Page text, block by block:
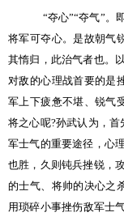
“夺心”“夺气”。
将军可夺心。是故朝气
其惰归，此治气者也。
对敌的心理战首要的是
军上下疲惫不堪、锐气
将之心呢?孙武认为，首
军士气的重要途径，心
也胜，久则钝兵挫锐，
的士气、将帅的决心之
用琐碎小事挫伤敌军士